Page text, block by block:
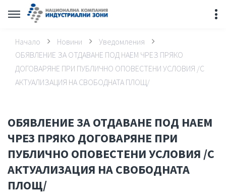
Начало Новини
Уведомления
ОБЯВЛЕНИЕ ЗА ОТДАВАНЕ ПОД НАЕМ ЧРЕЗ ПРЯКО
ДОГОВАРЯНЕ ПРИ ПУБЛИЧНО ОПОВЕСТЕНИ УСЛОВИЯ /С
АКТУАЛИЗАЦИЯ НА СВОБОДНАТА ПЛОЩ/
ОБЯВЛЕНИЕ ЗА ОТДАВАНЕ ПОД НАЕМ
ЧРЕЗ ПРЯКО ДОГОВАРЯНЕ ПРИ
ПУБЛИЧНО ОПОВЕСТЕНИ УСЛОВИЯ /С
АКТУАЛИЗАЦИЯ НА СВОБОДНАТА
ПЛОЩ/